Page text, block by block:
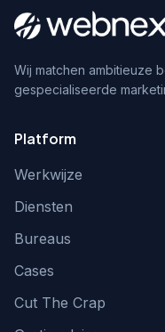
Wij matchen ambitieuze
gespecialiseerde
Platform
Werkwijze
Diensten
Bureaus
Cases
Cut The Crap